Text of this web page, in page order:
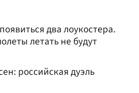
два лоукостера.
летать не будут
российская дуэль